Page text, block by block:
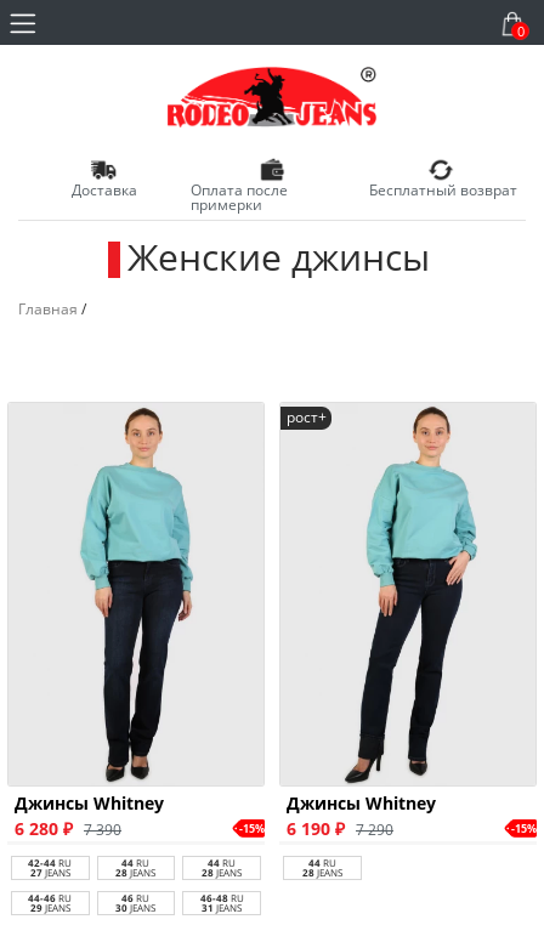
0
Доставка Оплата после
примерки
Бесплатный возврат
Женские джинсы
Главная /
Джинсы Whitney
6 280 ₽ 7 390 -15%
42-44RU
27JEANS
44RU
28JEANS
44RU
28JEANS
44-46RU
29JEANS
46RU
30JEANS
46-48RU
31 JEANS
рост+
Джинсы Whitney
6 190 ₽ 7 290 -15%
44RU
28JEANS